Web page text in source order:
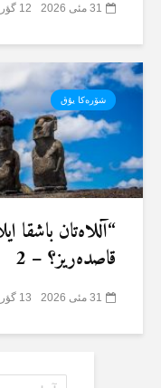
31 مئی 2026 12 گؤرۆنتۆلنمە
شۆرەکا یۇق
“آللاەتان باشقا
قاصدەریز؟ – 2
31 مئی 2026 13 گؤرۆنتۆلنمە